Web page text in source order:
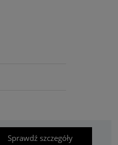
Sprawdź szczegóły